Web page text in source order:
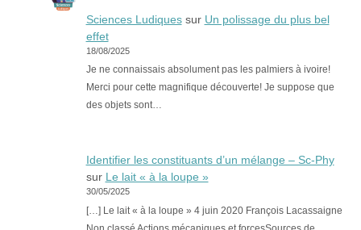
Sciences Ludiquessur Un polissage du plus bel
effet
18/08/2025
Je ne connaissais absolument pas les palmiers à ivoire!
Merci pour cette magnifique découverte! Je suppose que
des objets sont…
Identifier les constituants d’un mélange – Sc-Phy
sur Le lait « à la loupe »
30/05/2025
[…] Le lait « à la loupe » 4 juin 2020 François Lacassaigne